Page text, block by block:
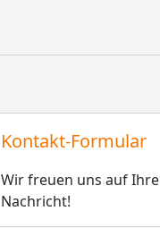
Kontakt-Formular
Wir freuen uns auf Ihre
Nachricht!